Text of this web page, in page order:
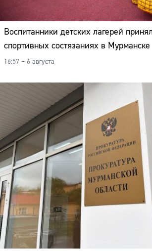
Воспитанники детских лагерей
спортивных состязаниях в Мурманске
16:57 – 6 августа